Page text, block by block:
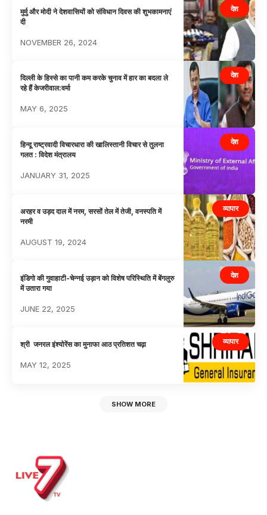
देश
मुर्मु और मोदी ने देशवासियों को संविधान दिवस की शुभकामनाएं
दी
NOVEMBER 26, 2024
देश
दिल्ली के हिस्से का पानी कम करके चुनाव में हार का बदला ले
रहे हैं केजरीवाल:वर्मा
MAY 6, 2025
देश
हिन्दू राष्ट्रवादी विचारधारा की खालिस्तानी विचार से तुलना
गलत : विदेश मंत्रालय
JANUARY 31, 2025
व्यापार
अरहर व उड़द दाल में नरम, सरसों तेल में तेजी, वनस्पति में
नरमी
AUGUST 19, 2024
देश
इंडिगो की गुवाहाटी-चेन्नई उड़ान को विशेष परिस्थिति में बेंगलुरु
में उतारा गया
JUNE 22, 2025
व्यापार
श्री जनरल इंश्योरेंस का मुनाफा आठ प्रतिशत चढ़ा
MAY 12, 2025
SHOW MORE